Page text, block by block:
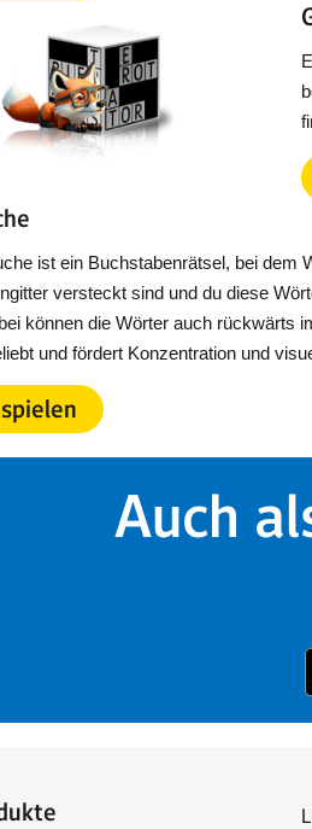
ist ein Buchstabenrätsel, bei dem
versteckt sind und du diese
können die Wörter auch rückwärts
und fördert Konzentration und
Auch